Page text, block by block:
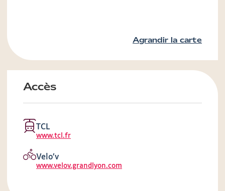
Agrandir la carte
Accès
TCL
www.tcl.fr
Velo’v
www.velov.grandlyon.com